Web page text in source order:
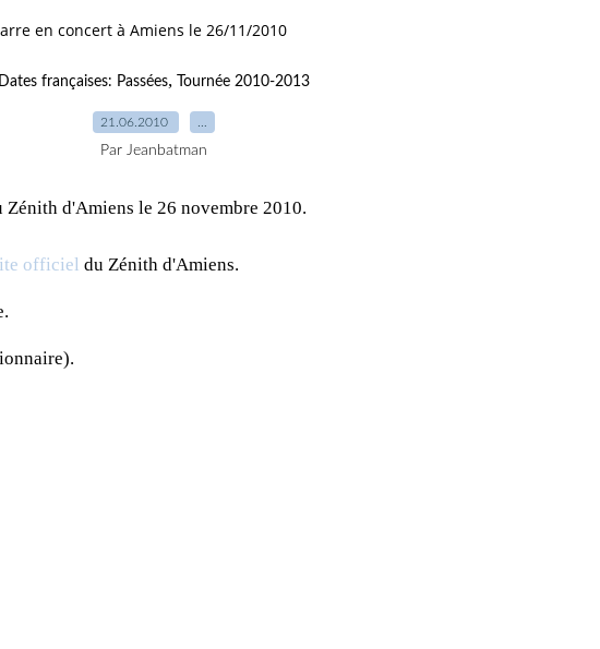
en concert à Amiens le 26/11/2010
Dates françaises: Passées, Tournée 2010-2013
21.06.2010
Par Jeanbatman
Zénith d'Amiens le 26 novembre 2010.
officiel du Zénith d'Amiens.